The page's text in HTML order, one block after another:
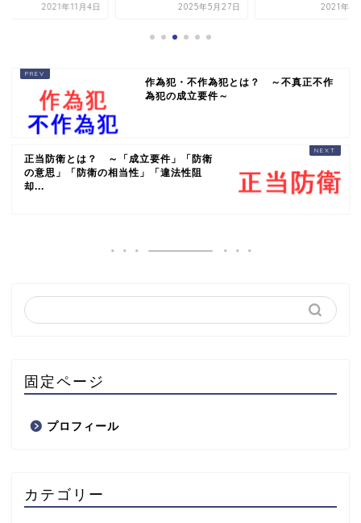
2021年11月4日 2025年5月27日 2021年11
作為犯・不作為犯とは？ ～不真正不作
為犯の成立要件～
正当防衛とは？ ～「成立要件」「防衛
の意思」「防衛の相当性」「違法性阻
却...
固定ページ
プロフィール
カテゴリー